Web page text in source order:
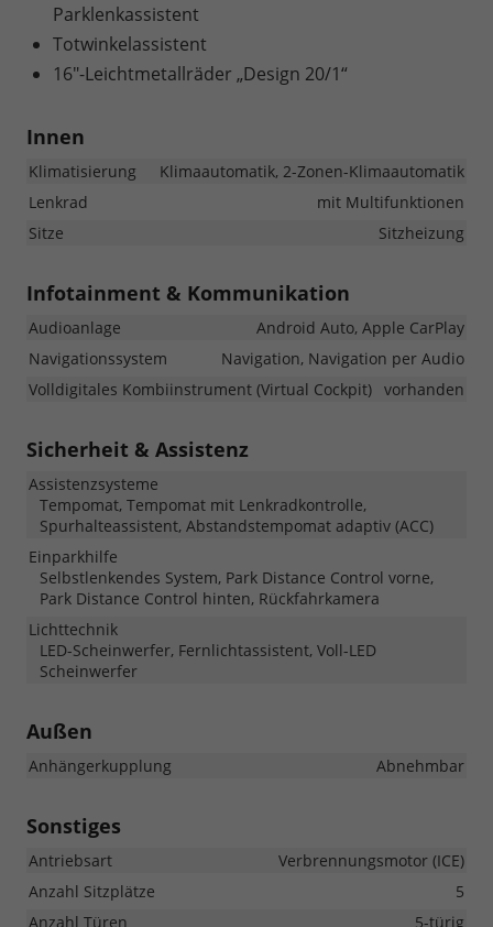
Parklenkassistent
Totwinkelassistent
16"-Leichtmetallräder „Design 20/1“
Innen
Klimatisierung
Klimaautomatik, 2-Zonen-Klimaautomatik
Lenkrad
mit Multifunktionen
Sitze
Sitzheizung
Infotainment & Kommunikation
Audioanlage
Android Auto, Apple CarPlay
Navigationssystem
Navigation, Navigation per Audio
Volldigitales Kombiinstrument (Virtual Cockpit) vorhanden
Sicherheit & Assistenz
Assistenzsysteme
Tempomat, Tempomat mit Lenkradkontrolle,
Spurhalteassistent, Abstandstempomat adaptiv (ACC)
Einparkhilfe
Selbstlenkendes System, Park Distance Control vorne,
Park Distance Control hinten, Rückfahrkamera
Lichttechnik
LED-Scheinwerfer, Fernlichtassistent, Voll-LED
Scheinwerfer
Außen
Anhängerkupplung Abnehmbar
Sonstiges
Antriebsart
Verbrennungsmotor (ICE)
Anzahl Sitzplätze
5
Anzahl Türen
5-türig